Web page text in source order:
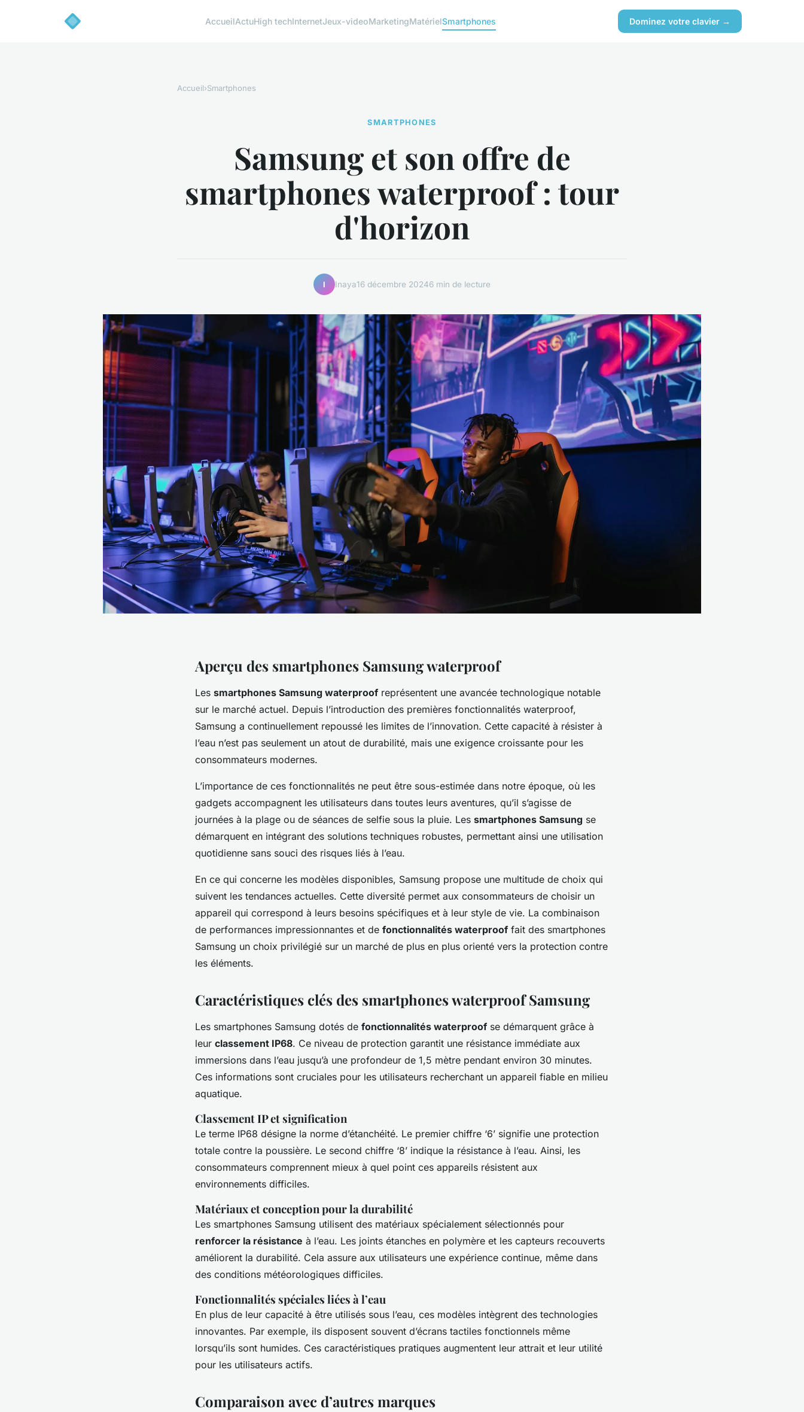
AccueilActuHigh techInternetJeux-videoMarketingMatérielSmartphones Dominez votre clavier →
Accueil›Smartphones
SMARTPHONES
Samsung et son offre de
smartphones waterproof : tour
d'horizon
I Inaya16 décembre 20246 min de lecture
Aperçu des smartphones Samsung waterproof
Les smartphones Samsung waterproof représentent une avancée technologique notable
sur le marché actuel. Depuis l’introduction des premières fonctionnalités waterproof,
Samsung a continuellement repoussé les limites de l’innovation. Cette capacité à résister à
l’eau n’est pas seulement un atout de durabilité, mais une exigence croissante pour les
consommateurs modernes.
L’importance de ces fonctionnalités ne peut être sous-estimée dans notre époque, où les
gadgets accompagnent les utilisateurs dans toutes leurs aventures, qu’il s’agisse de
journées à la plage ou de séances de selfie sous la pluie. Les smartphones Samsung se
démarquent en intégrant des solutions techniques robustes, permettant ainsi une utilisation
quotidienne sans souci des risques liés à l’eau.
En ce qui concerne les modèles disponibles, Samsung propose une multitude de choix qui
suivent les tendances actuelles. Cette diversité permet aux consommateurs de choisir un
appareil qui correspond à leurs besoins spécifiques et à leur style de vie. La combinaison
de performances impressionnantes et de fonctionnalités waterproof fait des smartphones
Samsung un choix privilégié sur un marché de plus en plus orienté vers la protection contre
les éléments.
Caractéristiques clés des smartphones waterproof Samsung
Les smartphones Samsung dotés de fonctionnalités waterproof se démarquent grâce à
leur classement IP68. Ce niveau de protection garantit une résistance immédiate aux
immersions dans l’eau jusqu’à une profondeur de 1,5 mètre pendant environ 30 minutes.
Ces informations sont cruciales pour les utilisateurs recherchant un appareil fiable en milieu
aquatique.
Classement IP et signification
Le terme IP68 désigne la norme d’étanchéité. Le premier chiffre ‘6’ signifie une protection
totale contre la poussière. Le second chiffre ‘8’ indique la résistance à l’eau. Ainsi, les
consommateurs comprennent mieux à quel point ces appareils résistent aux
environnements difficiles.
Matériaux et conception pour la durabilité
Les smartphones Samsung utilisent des matériaux spécialement sélectionnés pour
renforcer la résistance à l’eau. Les joints étanches en polymère et les capteurs recouverts
améliorent la durabilité. Cela assure aux utilisateurs une expérience continue, même dans
des conditions météorologiques difficiles.
Fonctionnalités spéciales liées à l’eau
En plus de leur capacité à être utilisés sous l’eau, ces modèles intègrent des technologies
innovantes. Par exemple, ils disposent souvent d’écrans tactiles fonctionnels même
lorsqu’ils sont humides. Ces caractéristiques pratiques augmentent leur attrait et leur utilité
pour les utilisateurs actifs.
Comparaison avec d’autres marques